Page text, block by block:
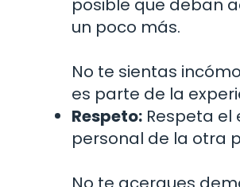
posible que deban
un poco más.
No te sientas
es parte de la
Respeto: Respeta el
personal de la otra